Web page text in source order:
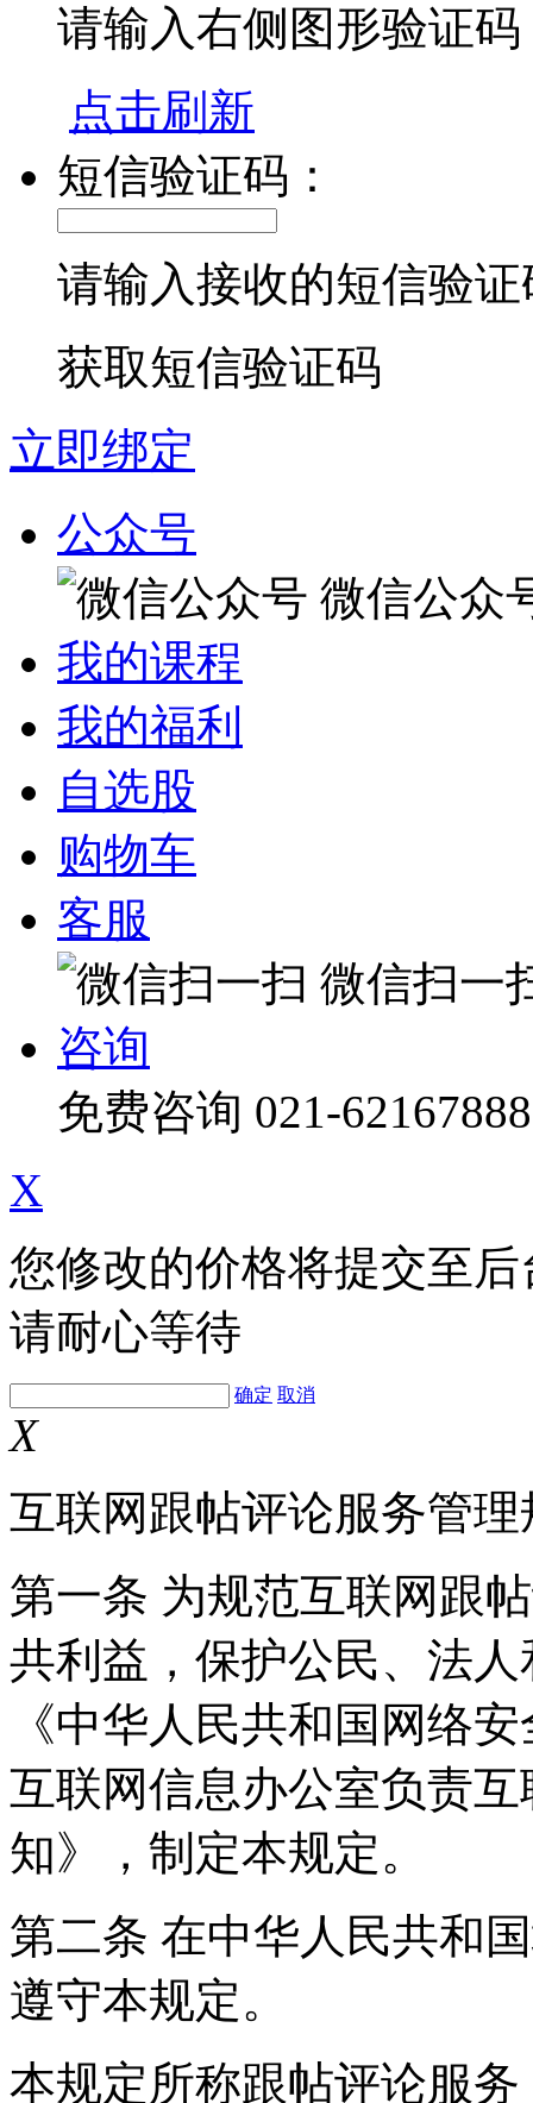
请输入右侧图形验证码
点击刷新
短信验证码：
请输入接收的短信验证
获取短信验证码
立即绑定
公众号
微信公众
我的课程
我的福利
自选股
购物车
客服
微信扫一
咨询
免费咨询 021-62167888
X
您修改的价格将提交至
请耐心等待
确定 取消
X
互联网跟帖评论服务管理
第一条 为规范互联网跟
共利益，保护公民、法
《中华人民共和国网络
互联网信息办公室负责
知》，制定本规定。
第二条 在中华人民共和
遵守本规定。
本规定所称跟帖评论服